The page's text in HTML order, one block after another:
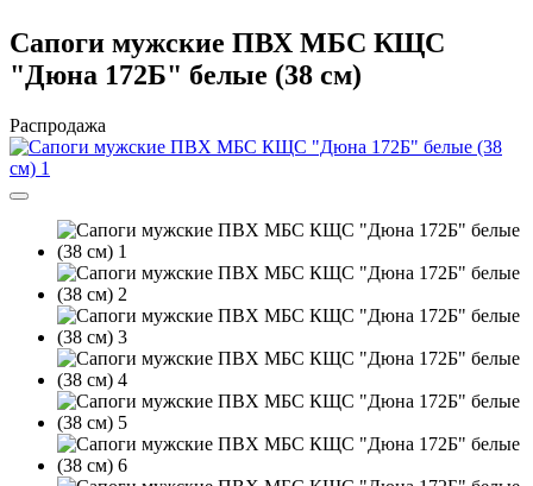
Сапоги мужские ПВХ МБС КЩС
"Дюна 172Б" белые (38 см)
Распродажа